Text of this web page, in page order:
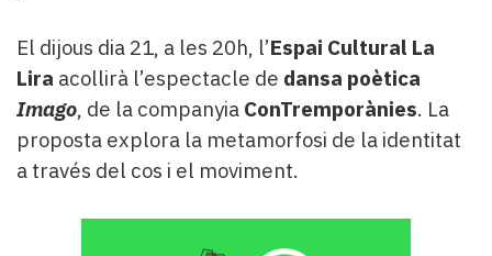
El dijous dia 21, a les 20h, l’Espai Cultural La
Lira acollirà l’espectacle de dansa poètica
Imago, de la companyia ConTremporànies. La
proposta explora la metamorfosi de la identitat
a través del cos i el moviment.